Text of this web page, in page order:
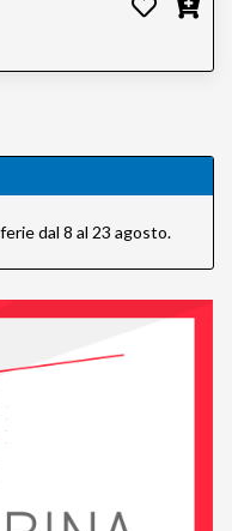
dal 8 al 23 agosto.